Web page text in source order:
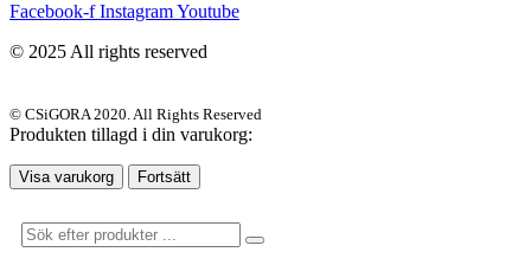
Facebook-f InstagramYoutube
© 2025 All rights reserved
© CSiGORA 2020. All Rights Reserved
Produkten tillagd i din varukorg:
Visa varukorg Fortsätt